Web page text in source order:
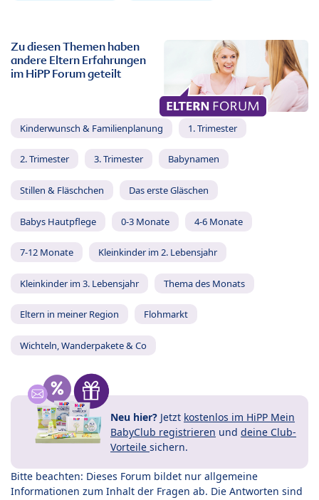
Zu diesen Themen haben
andere Eltern Erfahrungen
im HiPP Forum geteilt
Kinderwunsch & Familienplanung 1. Trimester
2. Trimester 3. Trimester Babynamen
Stillen & Fläschchen Das erste Gläschen
Babys Hautpflege 0-3 Monate 4-6 Monate
7-12 Monate Kleinkinder im 2. Lebensjahr
Kleinkinder im 3. Lebensjahr Thema des Monats
Eltern in meiner Region Flohmarkt
Wichteln, Wanderpakete & Co
Neu hier? Jetzt kostenlos im HiPP Mein
BabyClub registrieren und deine Club-
Vorteile sichern.
Bitte beachten: Dieses Forum bildet nur allgemeine
Informationen zum Inhalt der Fragen ab. Die Antworten sind